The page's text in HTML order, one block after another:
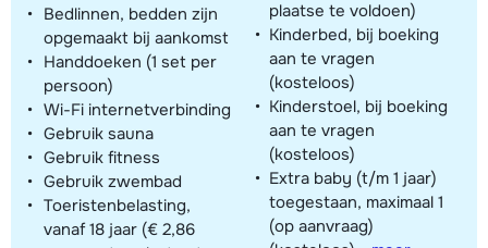
Bedlinnen, bedden zijn
opgemaakt bij aankomst
Handdoeken (1 set per
persoon)
Wi-Fi internetverbinding
Gebruik sauna
Gebruik fitness
Gebruik zwembad
Toeristenbelasting,
vanaf 18 jaar (€ 2,86
plaatse te voldoen)
Kinderbed, bij boeking
aan te vragen
(kosteloos)
Kinderstoel, bij boeking
aan te vragen
(kosteloos)
Extra baby (t/m 1 jaar)
toegestaan, maximaal 1
(op aanvraag)